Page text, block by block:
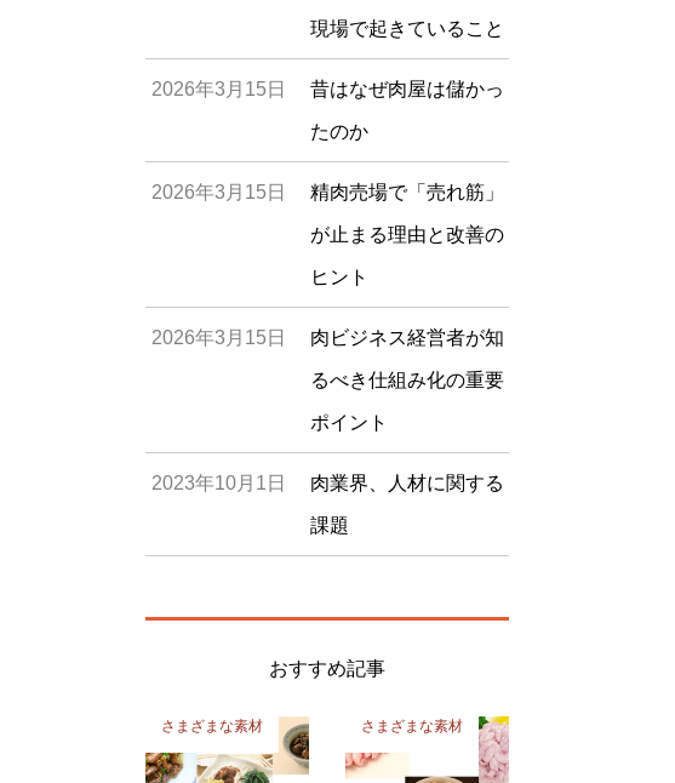
現場で起きていること
2026年3月15日 昔はなぜ肉屋は儲かっ
たのか
2026年3月15日 精肉売場で「売れ筋」
が止まる理由と改善の
ヒント
2026年3月15日 肉ビジネス経営者が知
るべき仕組み化の重要
ポイント
2023年10月1日 肉業界、人材に関する
課題
おすすめ記事
さまざまな素材 さまざまな素材